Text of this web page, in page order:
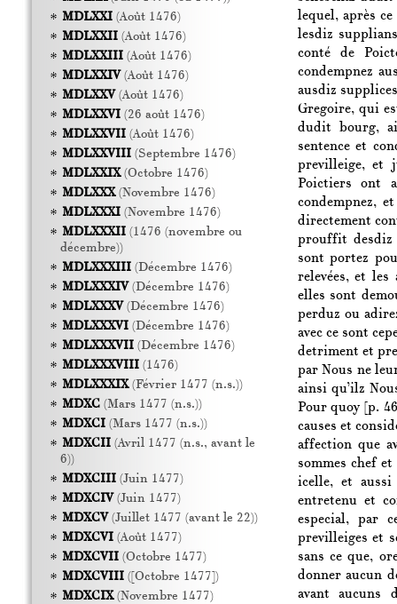
lequel, après
lesdiz
conté de
condempnez
ausdiz
Gregoire, qui
dudit bourg,
sentence et
previlleige, et
Poictiers ont
condempnez,
directement
prouffit desdiz
sont portez
relevées, et les
elles sont
perduz ou
avec ce sont
detriment et
par Nous ne
ainsi qu’ilz
Pour quoy [p.
causes et
affection que
sommes chef
icelle, et
entretenu et
especial, par
previlleiges et
sans ce que,
donner aucun
avant aucuns
MDLXXI(Août 1476)
MDLXXII(Août 1476)
MDLXXIII(Août 1476)
MDLXXIV(Août 1476)
MDLXXV(Août 1476)
MDLXXVI(26 août 1476)
MDLXXVII(Août 1476)
MDLXXVIII(Septembre 1476)
MDLXXIX(Octobre 1476)
MDLXXX(Novembre 1476)
MDLXXXI(Novembre 1476)
MDLXXXII(1476 (novembre ou
décembre))
MDLXXXIII(Décembre 1476)
MDLXXXIV(Décembre 1476)
MDLXXXV(Décembre 1476)
MDLXXXVI(Décembre 1476)
MDLXXXVII(Décembre 1476)
MDLXXXVIII(1476)
MDLXXXIX(Février 1477 (n.s.))
MDXC(Mars 1477 (n.s.))
MDXCI(Mars 1477 (n.s.))
MDXCII(Avril 1477 (n.s., avant le
6))
MDXCIII(Juin 1477)
MDXCIV(Juin 1477)
MDXCV(Juillet 1477 (avant le 22))
MDXCVI(Août 1477)
MDXCVII(Octobre 1477)
MDXCVIII([Octobre 1477])
MDXCIX(Novembre 1477)